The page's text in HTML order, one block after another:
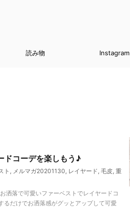
読み物 Instagram
ドコーデを楽しもう♪
ト , メルマガ20201130, レイヤード, 毛皮, 重
洒落で可愛いファーベストでレイヤードコ
だけでお洒落感がグッとアップして可愛